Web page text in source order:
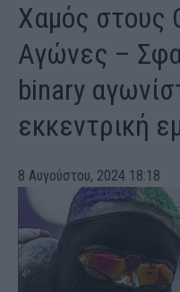
Χαμός στους
Αγώνες –
binary
εκκεντρική
8 Αυγούστου, 2024 18:18